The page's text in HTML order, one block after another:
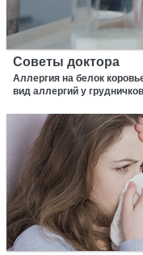
Советы доктора
Аллергия на белок
вид аллергий у